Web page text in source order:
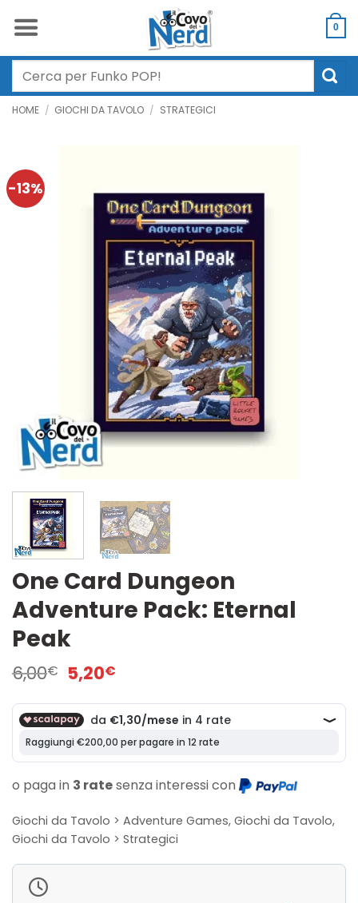
0
Cerca:
HOME / GIOCHI DA TAVOLO / STRATEGICI
-13%
One Card Dungeon
Adventure Pack: Eternal
Peak
6,00€ Il
prezzo
originale
era:
6,00€.
5,20€
attuale
è:
5,20€.
o paga in 3 ratesenza interessi con
Giochi da Tavolo > Adventure Games, Giochi da Tavolo,
Giochi da Tavolo > Strategici